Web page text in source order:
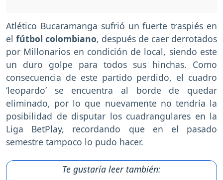
Atlético Bucaramanga sufrió un fuerte traspiés en
el fútbol colombiano, después de caer derrotados
por Millonarios en condición de local, siendo este
un duro golpe para todos sus hinchas. Como
consecuencia de este partido perdido, el cuadro
‘leopardo’ se encuentra al borde de quedar
eliminado, por lo que nuevamente no tendría la
posibilidad de disputar los cuadrangulares en la
Liga BetPlay, recordando que en el pasado
semestre tampoco lo pudo hacer.
Te gustaría leer también: